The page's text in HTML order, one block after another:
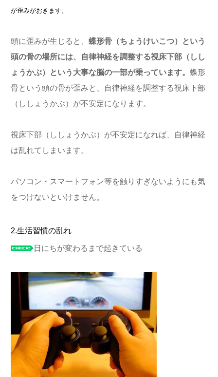
が歪みがおきます。
頭に歪みが生じると、 蝶形骨（ちょうけいこつ）という
頭の骨の場所には、自律神経を調整する視床下部（しし
ょうかぶ）という大事な脳の一部が乗っています。 蝶形
骨という頭の骨が歪みと、自律神経を調整する視床下部
（ししょうかぶ）が不安定になります。
視床下部（ししょうかぶ）が不安定になれば、自律神経
は乱れてしまいます。
パソコン・スマートフォン等を触りすぎないようにも気
をつけないといけません。
2.生活習慣の乱れ
日にちが変わるまで起きている